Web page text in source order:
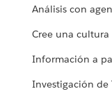
Análisis con
Cree una
Información a
Investigación de